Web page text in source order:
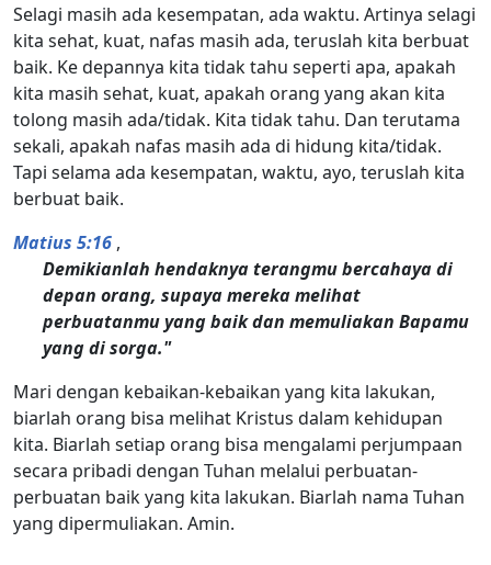
Selagi masih ada kesempatan, ada waktu. Artinya selagi
kita sehat, kuat, nafas masih ada, teruslah kita berbuat
baik. Ke depannya kita tidak tahu seperti apa, apakah
kita masih sehat, kuat, apakah orang yang akan kita
tolong masih ada/tidak. Kita tidak tahu. Dan terutama
sekali, apakah nafas masih ada di hidung kita/tidak.
Tapi selama ada kesempatan, waktu, ayo, teruslah kita
berbuat baik.
Matius 5:16 ,
Demikianlah hendaknya terangmu bercahaya di
depan orang, supaya mereka melihat
perbuatanmu yang baik dan memuliakan Bapamu
yang di sorga."
Mari dengan kebaikan-kebaikan yang kita lakukan,
biarlah orang bisa melihat Kristus dalam kehidupan
kita. Biarlah setiap orang bisa mengalami perjumpaan
secara pribadi dengan Tuhan melalui perbuatan-
perbuatan baik yang kita lakukan. Biarlah nama Tuhan
yang dipermuliakan. Amin.